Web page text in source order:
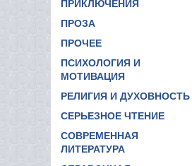
ПРИКЛЮЧЕНИЯ
ПРОЗА
ПРОЧЕЕ
ПСИХОЛОГИЯ И
МОТИВАЦИЯ
РЕЛИГИЯ И ДУХОВНОСТЬ
СЕРЬЕЗНОЕ ЧТЕНИЕ
СОВРЕМЕННАЯ
ЛИТЕРАТУРА